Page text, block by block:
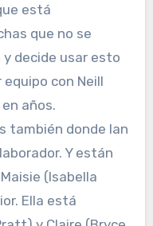
está
que no se
y decide usar esto
con Neill
años.
también donde Ian
Y están
(Isabella
Ella está